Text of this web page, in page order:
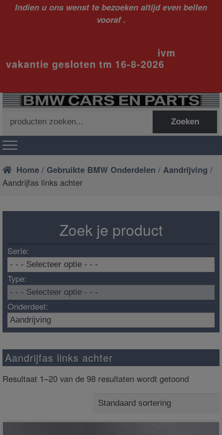
Indien u ons wenst te bezoeken altijd even bellen
vooraf .
ivm
vakantie gesloten tm 16-8-2026
naar:
Zoeken
Home / Gebruikte BMW Onderdelen /Aandrijving /
Aandrijfas links achter
Zoek je product
Serie:
Type:
Onderdeel:
Aandrijfas links achter
Resultaat 1–20 van de 98 resultaten wordt getoond